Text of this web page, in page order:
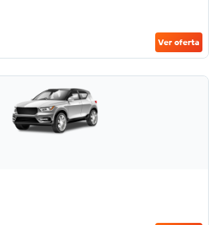
Ver oferta